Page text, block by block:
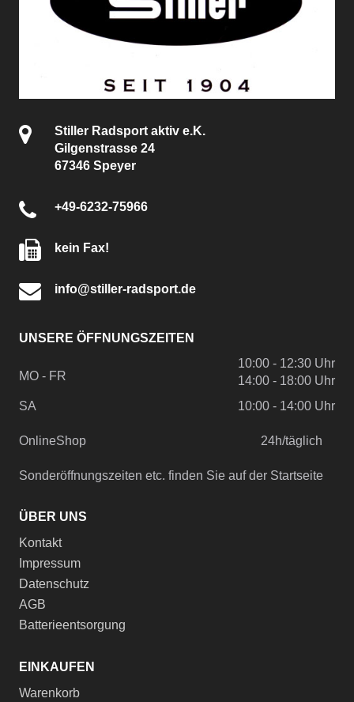
Stiller Radsport aktiv e.K.
Gilgenstrasse 24
67346 Speyer
+49-6232-75966
kein Fax!
info@stiller-radsport.de
UNSERE ÖFFNUNGSZEITEN
MO - FR
10:00 - 12:30 Uhr
14:00 - 18:00 Uhr
SA
10:00 - 14:00 Uhr
OnlineShop 24h/täglich
Sonderöffnungszeiten etc. finden Sie auf der Startseite
ÜBER UNS
Kontakt
Impressum
Datenschutz
AGB
Batterieentsorgung
EINKAUFEN
Warenkorb